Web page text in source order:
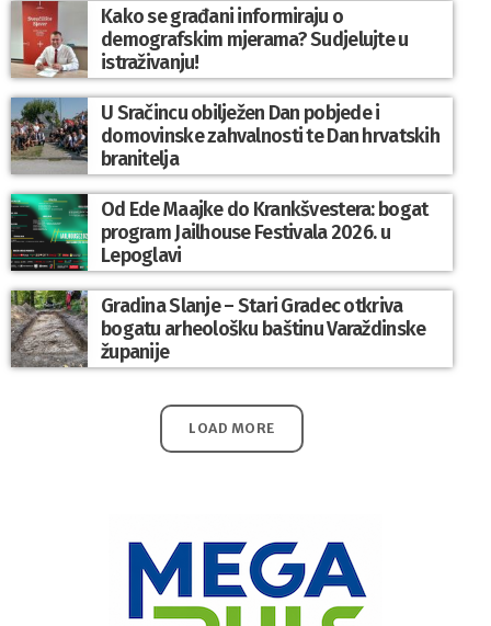
Kako se građani informiraju o
demografskim mjerama? Sudjelujte u
istraživanju!
U Sračincu obilježen Dan pobjede i
domovinske zahvalnosti te Dan hrvatskih
branitelja
Od Ede Maajke do Krankšvestera: bogat
program Jailhouse Festivala 2026. u
Lepoglavi
Gradina Slanje – Stari Gradec otkriva
bogatu arheološku baštinu Varaždinske
županije
LOAD MORE